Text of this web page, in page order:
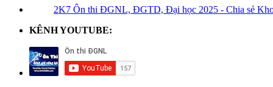
2K7 Ôn thi ĐGNL, ĐGTD, Đại học 2025 - Chia sẻ
KÊNH YOUTUBE: